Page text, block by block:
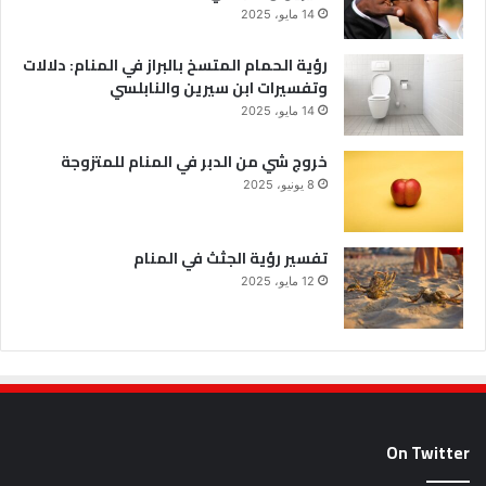
14 مايو، 2025
رؤية الحمام المتسخ بالبراز في المنام: دلالات
وتفسيرات ابن سيرين والنابلسي
14 مايو، 2025
خروج شي من الدبر في المنام للمتزوجة
8 يونيو، 2025
تفسير رؤية الجثث في المنام
12 مايو، 2025
On Twitter